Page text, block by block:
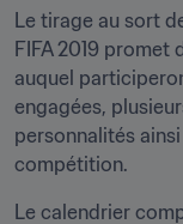
Le tirage au sort
FIFA 2019 promet
auquel
engagées,
personnalités
compétition.